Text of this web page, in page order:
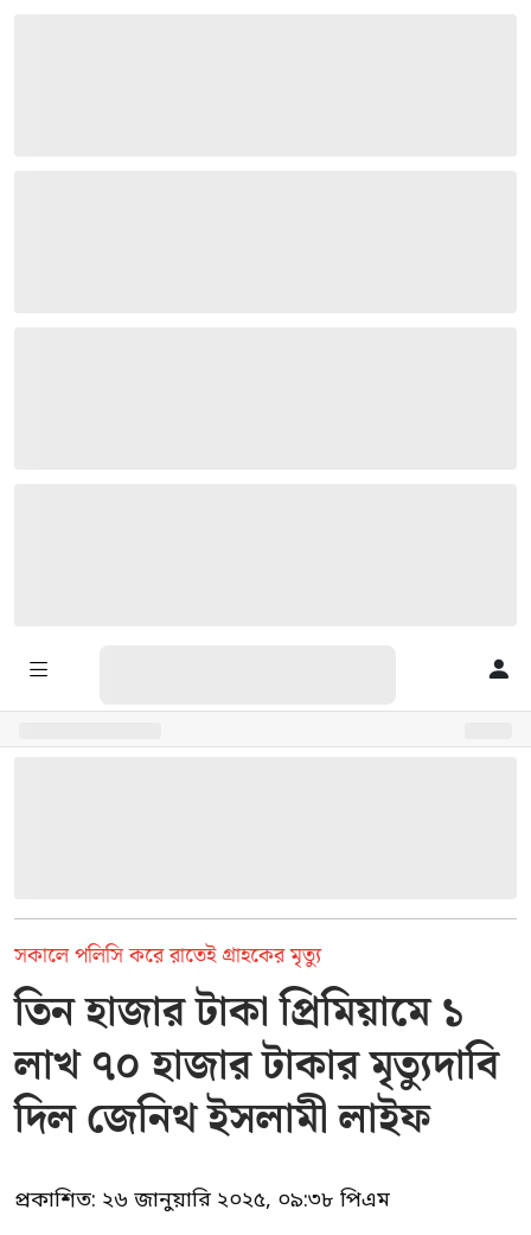
সকালে পলিসি করে রাতেই গ্রাহকের মৃত্যু
তিন হাজার টাকা প্রিমিয়ামে ১
লাখ ৭০ হাজার টাকার মৃত্যুদাবি
দিল জেনিথ ইসলামী লাইফ
প্রকাশিত: ২৬ জানুয়ারি ২০২৫, ০৯:৩৮ পিএম